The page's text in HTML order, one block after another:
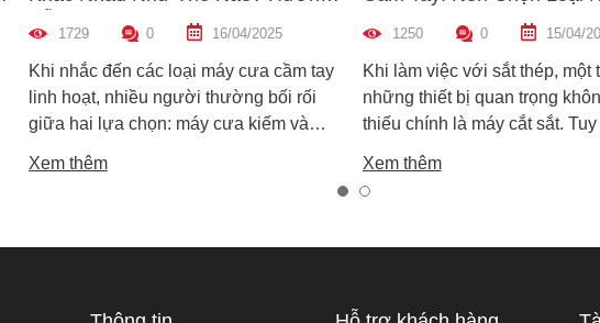
Dẫn Chọn Máy Phù Hợp
1729 0 16/04/2025
Khi nhắc đến các loại máy cưa cầm tay
linh hoạt, nhiều người thường bối rối
giữa hai lựa chọn: máy cưa kiếm và
trong các công việc cắt gỗ, sắt, nhựa và
khác nhau như thế nào? Loại nào sẽ
Xem thêm
Hợp Nhất?
1250 0 15/04/
Khi làm việc với sắt thép, một
những thiết bị quan trọng
thiếu chính là máy cắt sắt.
biến là máy cắt sắt để bàn và
sắt cầm tay, khiến nhiều
và tư vấn chọn lựa loại máy
Xem thêm